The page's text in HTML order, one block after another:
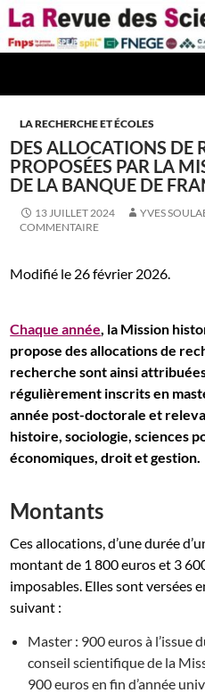
Aller
au
contenu
LA RECHERCHE ET ÉCOLES
DES ALLOCATIONS DE
PROPOSÉES PAR LA
DE LA BANQUE DE
13 JUILLET 2024 YVES
COMMENTAIRE
Modifié le 26 février 2026.
Chaque année, la Mission
propose des allocations de
recherche sont ainsi
régulièrement inscrits en
année post-doctorale et
histoire, sociologie, sciences
économiques, droit et gestion.
Montants
Ces allocations, d’une durée
montant de 1 800 euros et 3
imposables. Elles sont versées
suivant :
Master : 900 euros à l’issue
conseil scientifique de la
900 euros en fin d’année